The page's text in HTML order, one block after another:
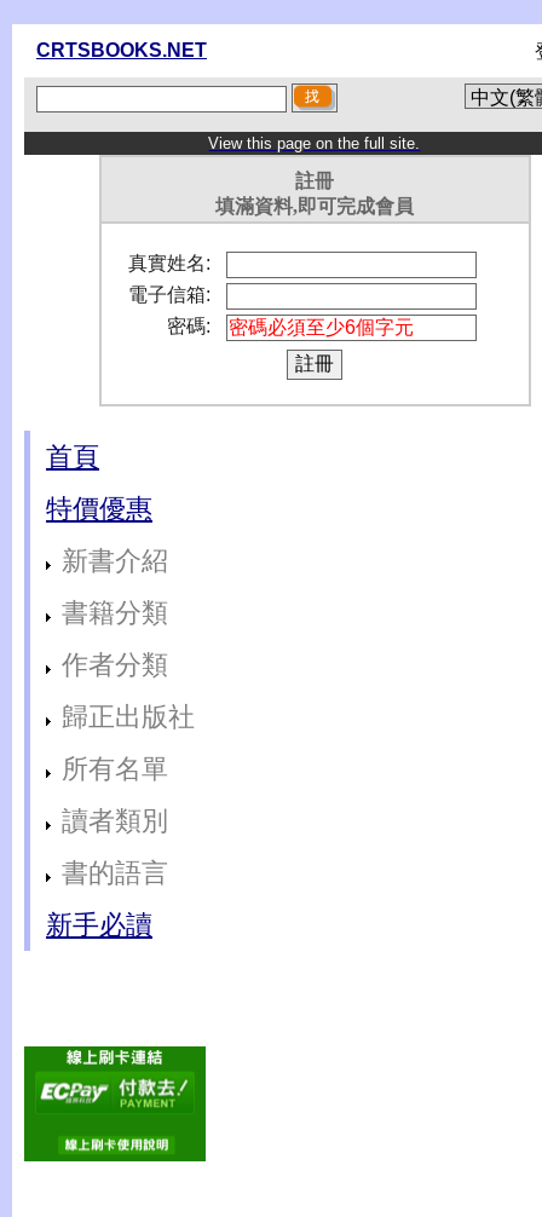
CRTSBOOKS.NET
View this page on the full site.
註冊
填滿資料,即可完成會員
真實姓名:
電子信箱:
密碼:
首頁
特價優惠
新書介紹
書籍分類
作者分類
歸正出版社
所有名單
讀者類別
書的語言
新手必讀